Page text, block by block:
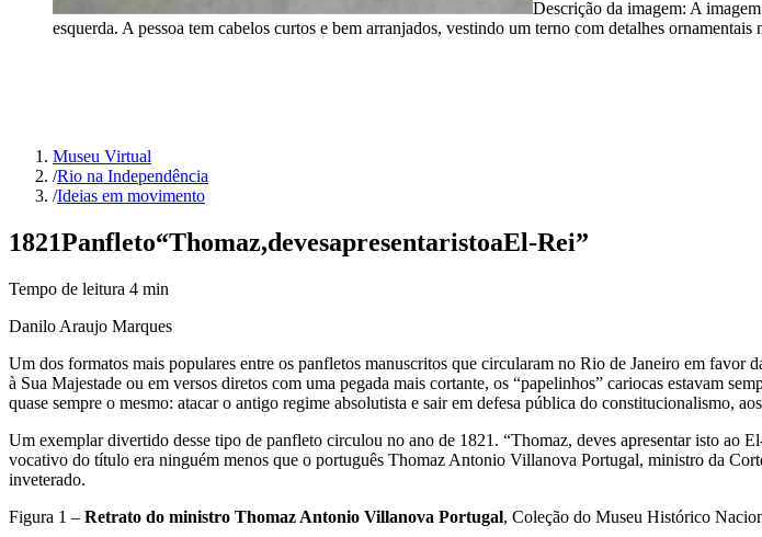
Descrição da imagem: A
esquerda. A pessoa tem cabelos curtos e bem arranjados, vestindo um terno com detalhes
Museu Virtual
/Rio na Independência
/Ideias em movimento
1821Panfleto“Thomaz,devesapresentaristoaEl-Rei”
Tempo de leitura 4 min
Danilo Araujo Marques
Um dos formatos mais populares entre os panfletos manuscritos que circularam no Rio de Janeiro em
à Sua Majestade ou em versos diretos com uma pegada mais cortante, os “papelinhos” cariocas estavam
quase sempre o mesmo: atacar o antigo regime absolutista e sair em defesa pública do constitucionalismo,
Um exemplar divertido desse tipo de panfleto circulou no ano de 1821. “Thomaz, deves apresentar isto ao
vocativo do título era ninguém menos que o português Thomaz Antonio Villanova Portugal, ministro da
inveterado.
Figura 1 – Retrato do ministro Thomaz Antonio Villanova Portugal, Coleção do Museu Histórico